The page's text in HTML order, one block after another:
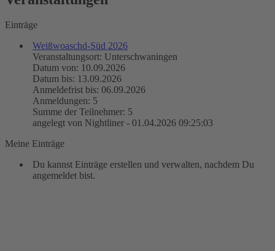
Einträge
Weißwoaschd-Süd 2026
Veranstaltungsort: Unterschwaningen
Datum von: 10.09.2026
Datum bis: 13.09.2026
Anmeldefrist bis: 06.09.2026
Anmeldungen: 5
Summe der Teilnehmer: 5
angelegt von Nightliner - 01.04.2026 09:25:03
Meine Einträge
Du kannst Einträge erstellen und verwalten, nachdem Du
angemeldet bist.